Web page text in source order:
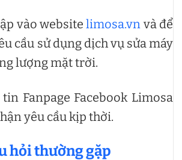
vào websitelimosa.vn và để
cầu sử dụng dịch vụ sửa máy
lượng mặt trời.
Fanpage Facebook Limosa
yêu cầu kịp thời.
hỏi thường gặp